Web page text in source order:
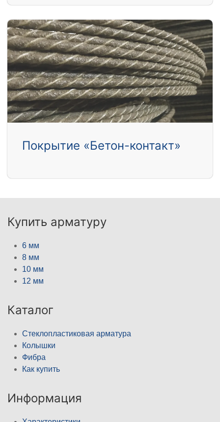
Покрытие «Бетон-контакт»
Купить арматуру
6 мм
8 мм
10 мм
12 мм
Каталог
Стеклопластиковая арматура
Колышки
Фибра
Как купить
Информация